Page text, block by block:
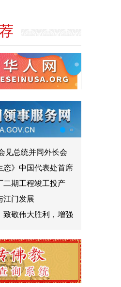
见总统并同外长会
态》中国代表处首席
二期工程竣工投产
江门发展
致敬伟大胜利，增强